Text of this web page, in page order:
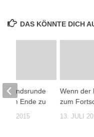
DAS KÖNNTE DICH
Wenn der
zum
13. JULI
dem Ende zu
2015